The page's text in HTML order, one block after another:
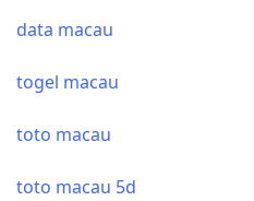
data macau
togel macau
toto macau
toto macau 5d